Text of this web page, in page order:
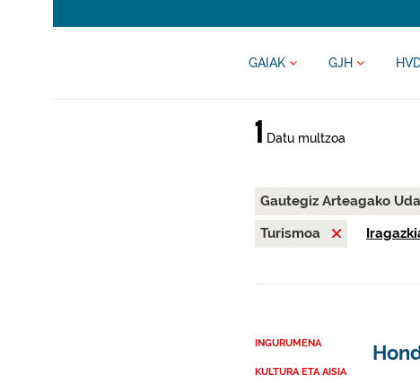
GAIAK GJH
1 Datu multzoa
Gautegiz Arteagako
Turismoa
INGURUMENA
KULTURA ETA AISIA